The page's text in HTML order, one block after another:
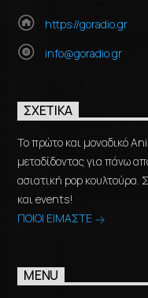
https://goradio.gr
info@goradio.gr
ΣΧΕΤΙΚΆ
Το πρώτο και μοναδικό
μεταδίδοντας για πάνω
ασιατική pop κουλτούρα.
και events!
ΠΟΙΟΙ ΕΙΜΑΣΤΕ
MENU